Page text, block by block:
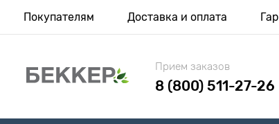
Покупателям Доставка и оплата
Прием заказов
8 (800) 511-27-26